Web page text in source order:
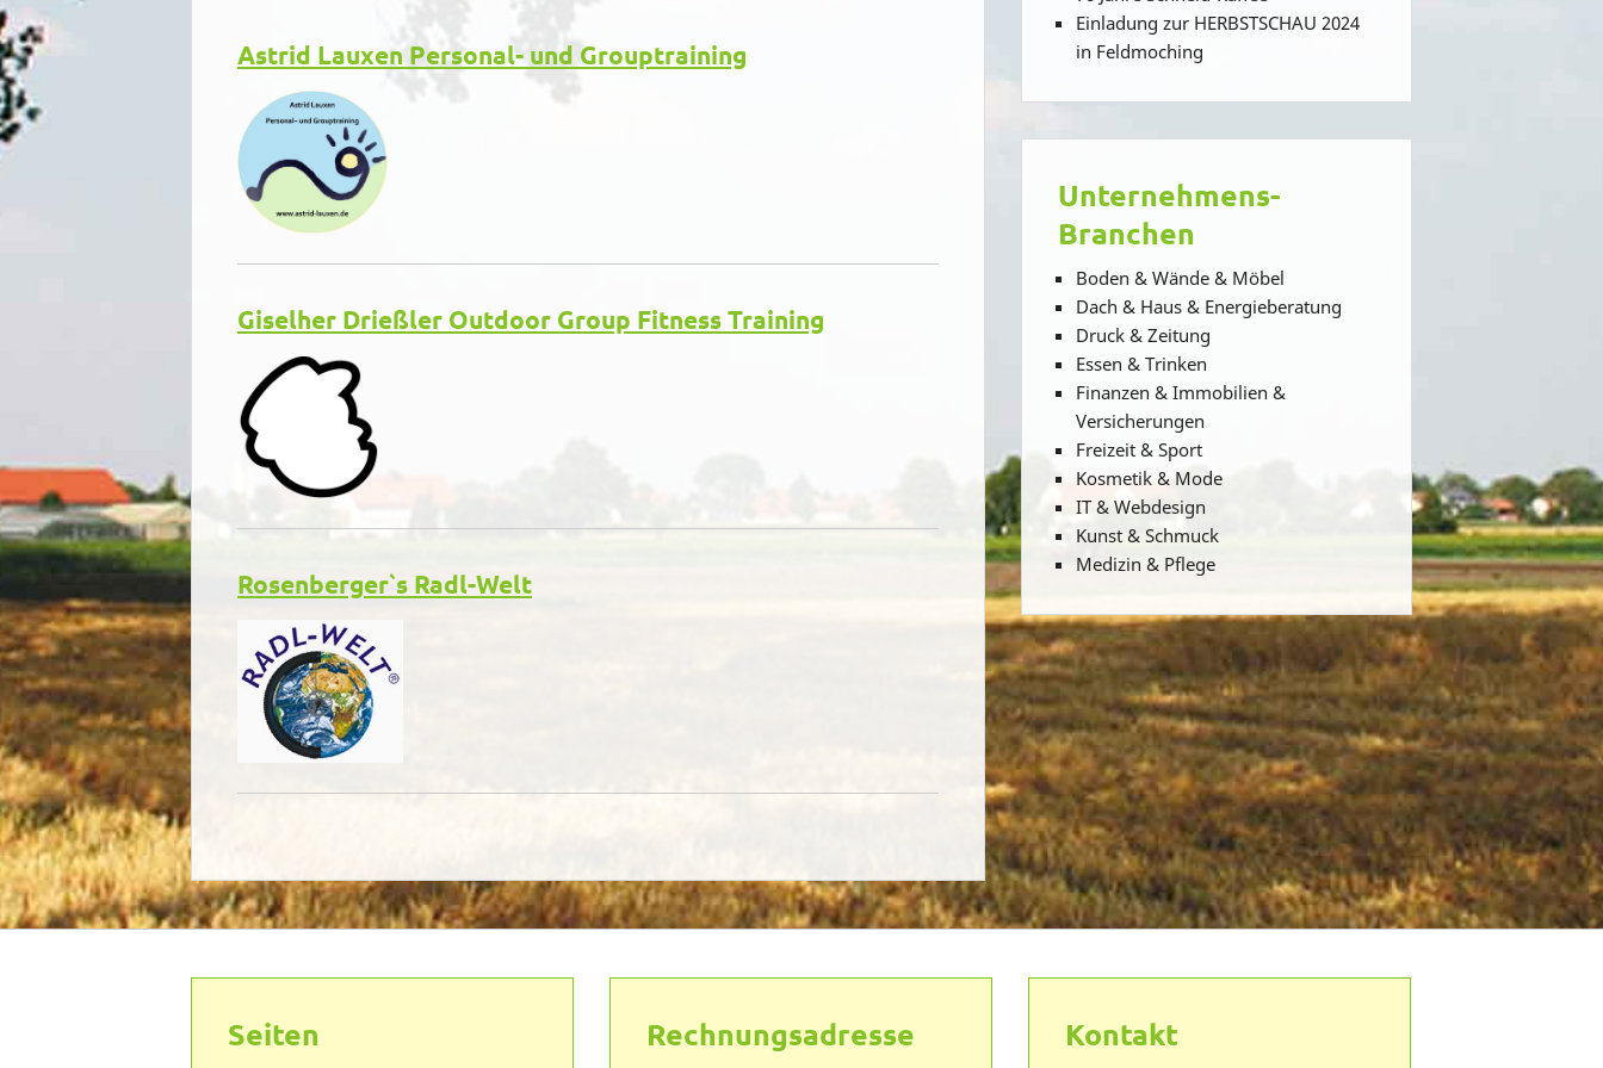
Astrid Lauxen Personal- und Grouptraining
Giselher Drießler Outdoor Group Fitness Training
Rosenberger`s Radl-Welt
Einladung zur HERBSTSCHAU 2024
in Feldmoching
Unternehmens-
Branchen
Boden & Wände & Möbel
Dach & Haus & Energieberatung
Druck & Zeitung
Essen & Trinken
Finanzen & Immobilien &
Versicherungen
Freizeit & Sport
Kosmetik & Mode
IT & Webdesign
Kunst & Schmuck
Medizin & Pflege
Seiten Rechnungsadresse Kontakt